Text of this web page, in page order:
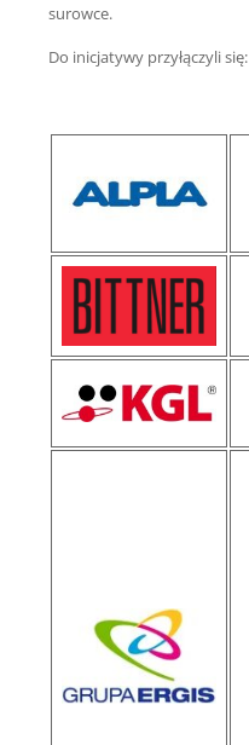
surowce.
Do inicjatywy przyłączyli się: